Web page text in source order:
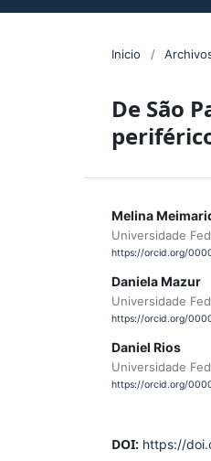
Inicio /
De São
Melina
Universidade
https://orcid.org/
Daniela Mazur
Universidade
https://orcid.org/
Daniel Rios
Universidade
https://orcid.org/
DOI: https://